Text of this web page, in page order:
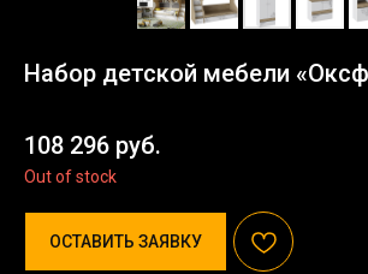
Набор детской мебели
108 296 руб.
Out of stock
ОСТАВИТЬ ЗАЯВКУ